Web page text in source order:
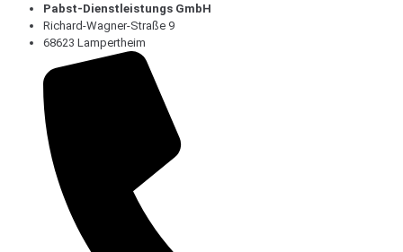
Pabst-Dienstleistungs GmbH
Richard-Wagner-Straße 9
68623 Lampertheim